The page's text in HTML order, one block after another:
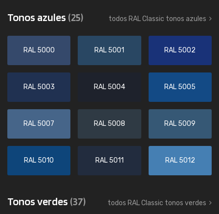
Tonos azules (25) todos RAL Classic tonos azules
RAL 5000 RAL 5001 RAL 5002
RAL 5003 RAL 5004 RAL 5005
RAL 5007 RAL 5008 RAL 5009
RAL 5010 RAL 5011 RAL 5012
Tonos verdes (37) todos RAL Classic tonos verdes